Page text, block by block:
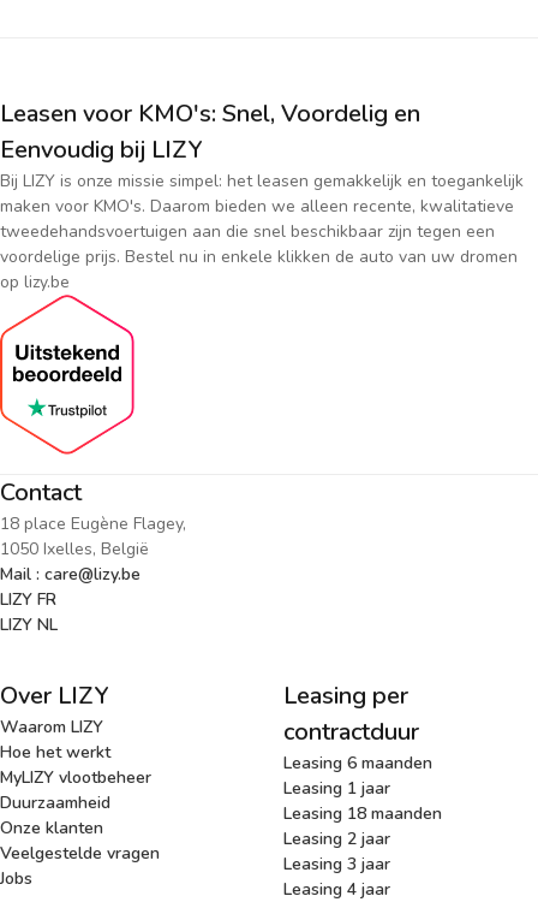
Leasen voor KMO's: Snel, Voordelig en
Eenvoudig bij LIZY
Bij LIZY is onze missie simpel: het leasen gemakkelijk en toegankelijk
maken voor KMO's. Daarom bieden we alleen recente, kwalitatieve
tweedehandsvoertuigen aan die snel beschikbaar zijn tegen een
voordelige prijs. Bestel nu in enkele klikken de auto van uw dromen
op lizy.be
Contact
18 place Eugène Flagey,
1050 Ixelles, België
Mail : care@lizy.be
LIZY FR
LIZY NL
Over LIZY
Waarom LIZY
Hoe het werkt
MyLIZY vlootbeheer
Duurzaamheid
Onze klanten
Veelgestelde vragen
Jobs
Leasing per
contractduur
Leasing 6 maanden
Leasing 1 jaar
Leasing 18 maanden
Leasing 2 jaar
Leasing 3 jaar
Leasing 4 jaar